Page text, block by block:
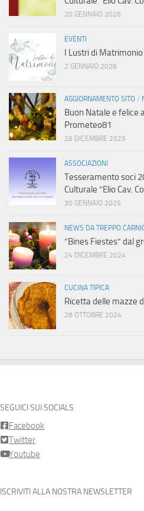
20 GENNAIO 2026
EVENTI
I Lustri di Matrimonio
2 GENNAIO 2026
AGGIORNAMENTO SITO /
Buon Natale e felice
Prometeo81
26 DICEMBRE 2025
ASSOCIAZIONI
Tesseramento soci
Culturale “Elio Cav.
30 GENNAIO 2025
NEWS DA TREPPO
“Bines Fiestes” dal
24 DICEMBRE 2024
CUCINA TIPICA
Ricetta delle mazze
28 OTTOBRE 2024
SEGUICI SUI SOCIALS
Facebook
Twitter
Youtube
ISCRIVITI ALLA NOSTRA NEWSLETTER